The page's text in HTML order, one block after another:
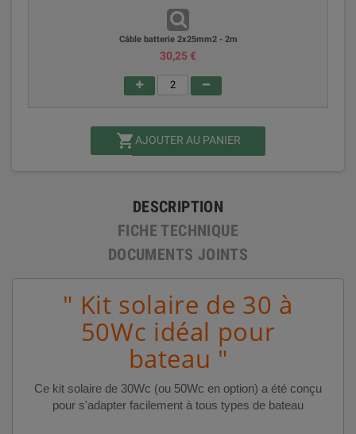
Câble batterie 2x25mm2 - 2m
30,25 €
AJOUTER AU PANIER
DESCRIPTION
FICHE TECHNIQUE
DOCUMENTS JOINTS
" Kit solaire de 30 à
50Wc idéal pour
bateau "
Ce kit solaire de 30Wc (ou 50Wc en option) a été conçu
pour s'adapter facilement à tous types de bateau